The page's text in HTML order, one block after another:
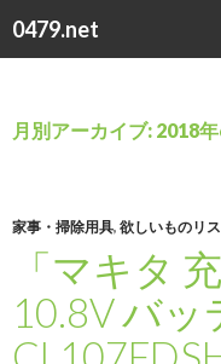
0479.net
索
ン
キ
月別アーカイブ: 2018年
家事・掃除用具, 欲しいものリ
「マキタ
10.8V バ